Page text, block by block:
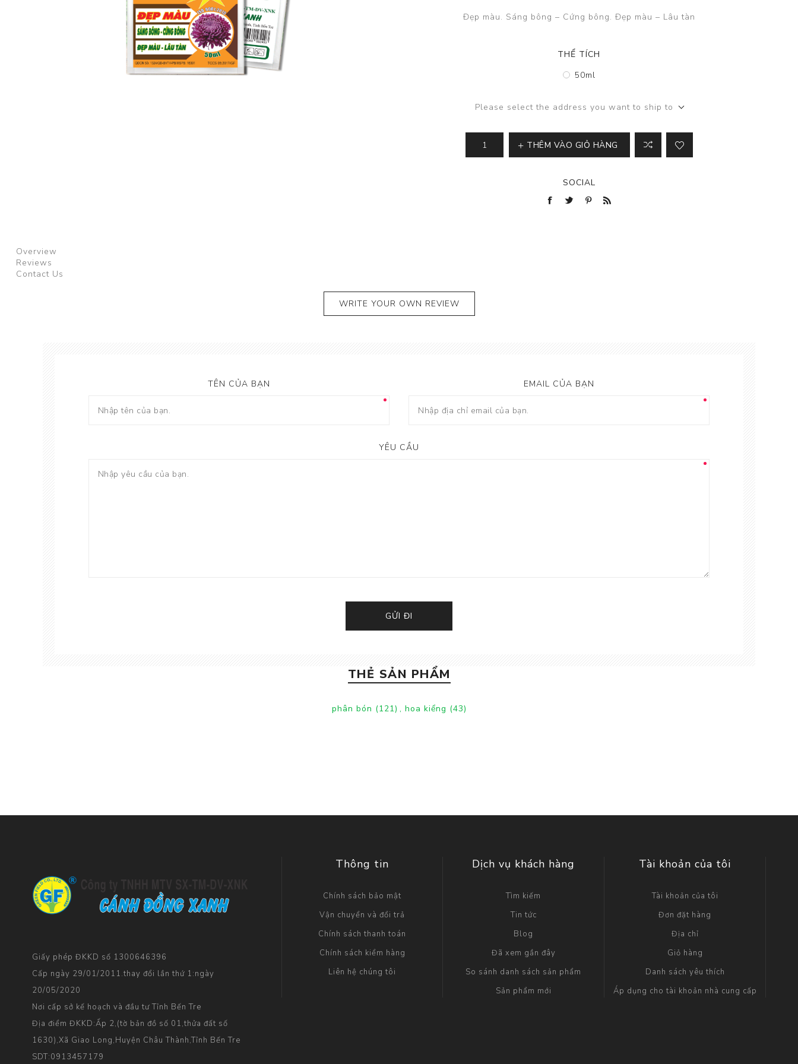
Đẹp màu. Sáng bông – Cứng bông. Đẹp màu – Lâu tàn
THỂ TÍCH
50ml
Please select the address you want to ship to
THÊM VÀO GIỎ HÀNG
SOCIAL
Overview
Reviews
Contact Us
WRITE YOUR OWN REVIEW
TÊN CỦA BẠN EMAIL CỦA BẠN
YÊU CẦU
GỬI ĐI
THẺ SẢN PHẨM
phân bón (121) , hoa kiểng (43)
Giấy phép ĐKKD số 1300646396
Cấp ngày 29/01/2011.thay đổi lần thứ 1:ngày
20/05/2020
Nơi cấp sở kế hoạch và đầu tư Tỉnh Bến Tre
Địa điểm ĐKKD:Ấp 2,(tờ bản đồ số 01,thửa đất số
1630),Xã Giao Long,Huyện Châu Thành,Tỉnh Bến Tre
SDT:0913457179
Thông tin
Chính sách bảo mật
Vận chuyển và đổi trả
Chính sách thanh toán
Chính sách kiểm hàng
Liên hệ chúng tôi
Dịch vụ khách hàng
Tìm kiếm
Tin tức
Blog
Đã xem gần đây
So sánh danh sách sản phẩm
Sản phẩm mới
Tài khoản của tôi
Tài khoản của tôi
Đơn đặt hàng
Địa chỉ
Giỏ hàng
Danh sách yêu thích
Áp dụng cho tài khoản nhà cung cấp